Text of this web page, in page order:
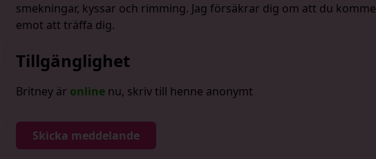
smekningar, kyssar och rimming. Jag försäkrar dig om att du
emot att träffa dig.
Tillgänglighet
Britney är onlinenu, skriv till henne anonymt
Skicka meddelande